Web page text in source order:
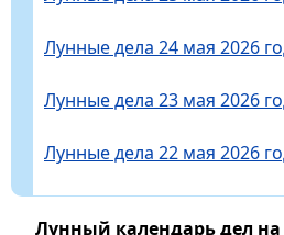
Лунные дела 24 мая 2026
Лунные дела 23 мая 2026
Лунные дела 22 мая 2026
Лунный календарь дел